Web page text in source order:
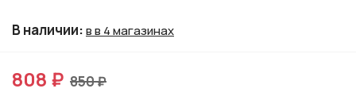
В наличии:в в 4 магазинах
808 ₽ 850 ₽